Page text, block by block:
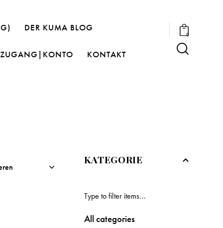
DER KUMA BLOG
ZUGANG|KONTO KONTAKT
0
KATEGORIE
All categories